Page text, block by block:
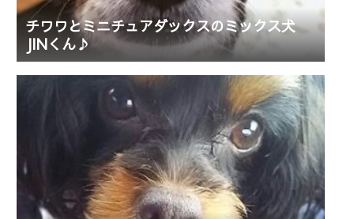
チワワとミニチュアダックスのミックス犬
JINくん♪